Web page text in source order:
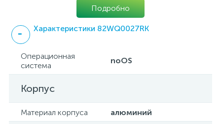
Подробно
Характеристики 82WQ0027RK
Операционная
система
noOS
Корпус
Материал корпуса алюминий